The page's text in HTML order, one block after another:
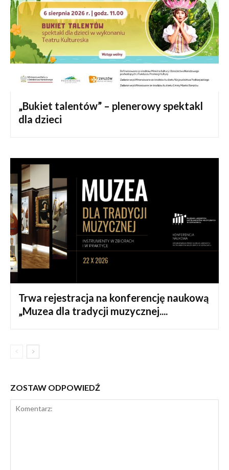
„Bukiet talentów” – plenerowy spektakl
dla dzieci
Trwa rejestracja na konferencję naukową
„Muzea dla tradycji muzycznej....
ZOSTAW ODPOWIEDŹ